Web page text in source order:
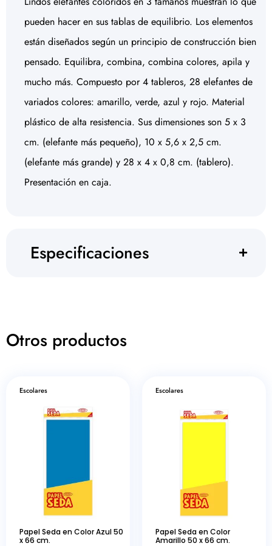
pueden hacer en sus tablas de equilibrio. Los elementos
están diseñados según un principio de construcción bien
pensado. Equilibra, combina, combina colores, apila y
mucho más. Compuesto por 4 tableros, 28 elefantes de
variados colores: amarillo, verde, azul y rojo. Material
plástico de alta resistencia. Sus dimensiones son 5 x 3
cm. (elefante más pequeño), 10 x 5,6 x 2,5 cm.
(elefante más grande) y 28 x 4 x 0,8 cm. (tablero).
Presentación en caja.
Especificaciones
Otros productos
Escolares
Papel Seda en Color Azul 50
x 66 cm.
Escolares
Papel Seda en Color
Amarillo 50 x 66 cm.